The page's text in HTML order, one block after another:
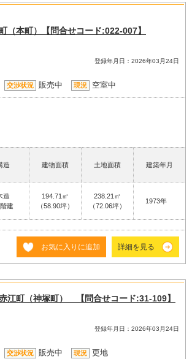
本町）【問合せコード:022-007】
登録年月日：2026年03月24日
交渉状況 販売中 現況 空室中
造 建物面積 土地面積 建築年月
造
階建
194.71㎡
（58.90坪）
238.21㎡
（72.06坪）
1973年
お気に入りに追加 詳細を見る
江町（神塚町） 【問合せコード:31-109】
登録年月日：2026年03月24日
交渉状況 販売中 現況 更地